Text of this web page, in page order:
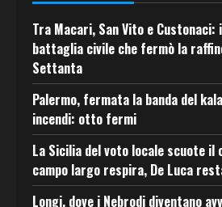
Tra Macari, San Vito e
battaglia civile che fermò la
Settanta
Palermo, fermata la banda del
incendi: otto fermi
La Sicilia del voto locale scuote
campo largo respira, De Luca
Longi, dove i Nebrodi diventano